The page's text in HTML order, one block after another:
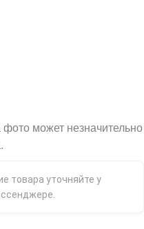
может незначительно
товара уточняйте у